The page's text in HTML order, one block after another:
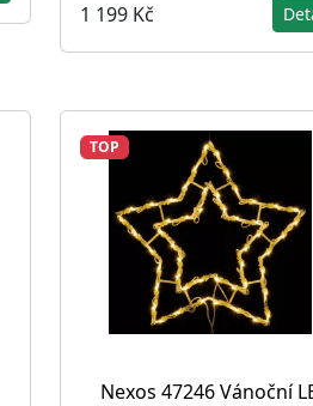
1 199 Kč
TOP
Nexos 47246 Vánoční